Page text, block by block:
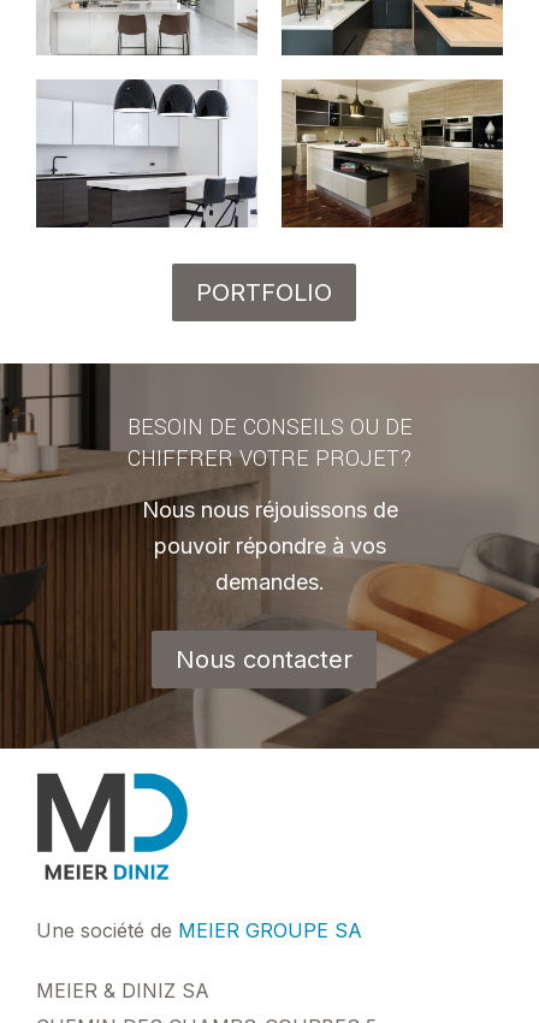
PORTFOLIO
BESOIN DE CONSEILS OU DE
CHIFFRER VOTRE PROJET?
Nous nous réjouissons de
pouvoir répondre à vos
demandes.
Nous contacter
DINIZ.CH
Une société de MEIER GROUPE SA
MEIER & DINIZ SA